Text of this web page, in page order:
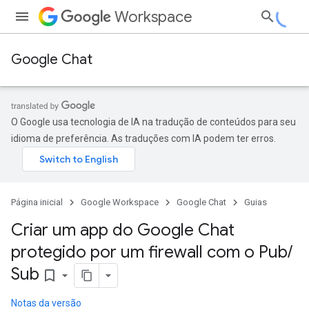
Workspace
Google Chat
O Google usa tecnologia de IA na tradução de conteúdos para seu
idioma de preferência. As traduções com IA podem ter erros.
Página inicial Google Workspace Google Chat Guias
Criar um app do Google Chat
protegido por um firewall com o Pub/
Sub bookmark_border
Notas da versão